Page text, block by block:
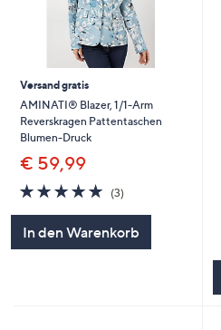
Versand gratis
AMINATI® Blazer, 1/1-Arm
Reverskragen Pattentaschen
Blumen-Druck
€ 59,99
5.0
von
5
(3)
In den Warenkorb